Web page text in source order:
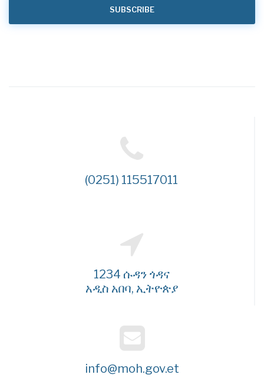
(0251) 115517011
1234 ሱዳን ጎዳና
አዲስ አበባ, ኢትዮጵያ
info@moh.gov.et